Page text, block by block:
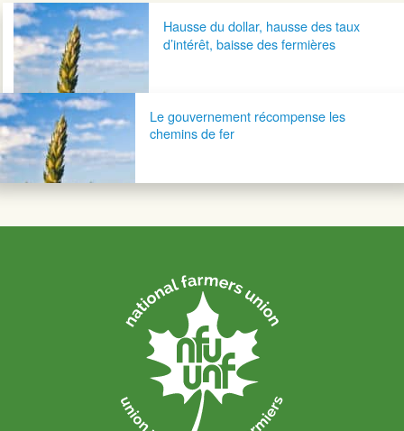
Navigation postaleHausse du dollar, hausse des taux
d’intérêt, baisse des fermières
Le gouvernement récompense les
chemins de fer